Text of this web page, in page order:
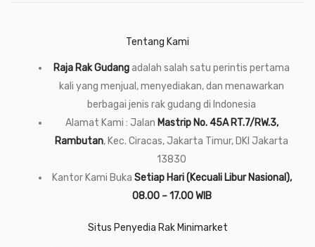
Tentang Kami
Raja Rak Gudangadalah salah satu perintis pertama
kali yang menjual, menyediakan, dan menawarkan
berbagai jenis rak gudang di Indonesia
Alamat Kami : Jalan Mastrip No. 45A RT.7/RW.3,
Rambutan, Kec. Ciracas, Jakarta Timur, DKI Jakarta
13830
Kantor Kami Buka Setiap Hari (Kecuali Libur Nasional),
08.00 – 17.00 WIB
Situs Penyedia Rak Minimarket